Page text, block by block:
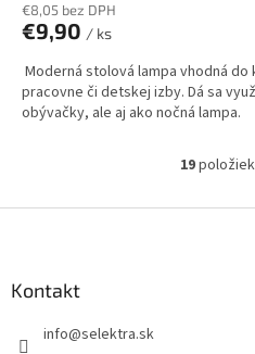
€8,05 bez DPH
€9,90 / ks
Moderná stolová lampa vhodná
pracovne či detskej izby. Dá sa
obývačky, ale aj ako nočná lampa.
O
l
19
Kontakt
info@selektra.sk